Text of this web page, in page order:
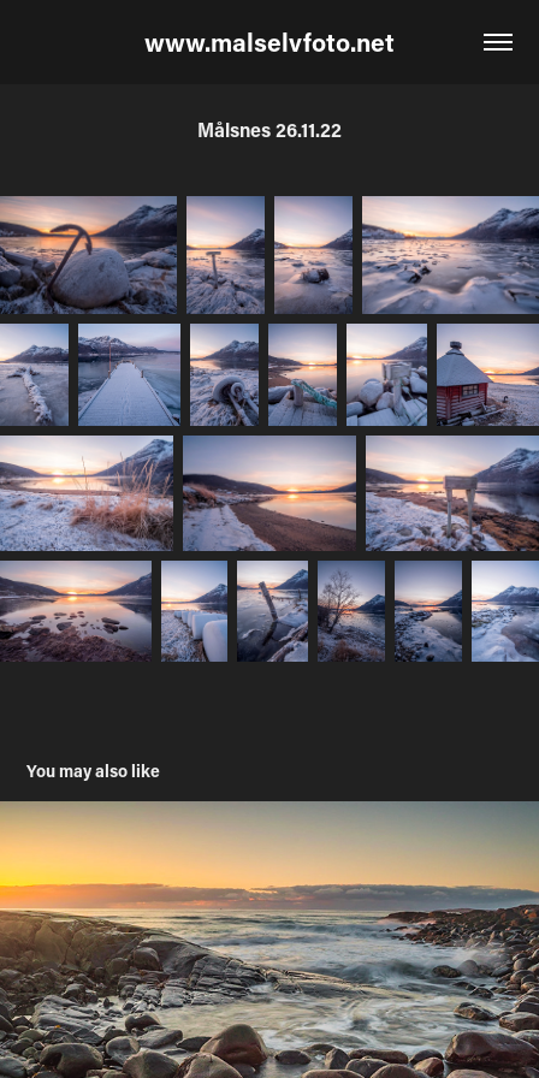
www.malselvfoto.net
Målsnes 26.11.22
You may also like